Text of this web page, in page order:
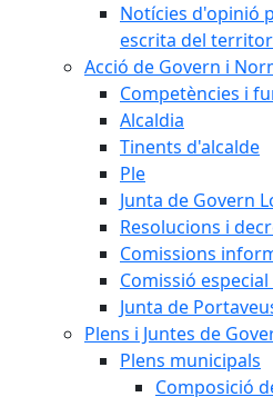
Notícies d'opinió
escrita del
Acció de Govern i
Competències i
Alcaldia
Tinents d'alcalde
Ple
Junta de Govern
Resolucions i
Comissions
Comissió
Junta de
Plens i Juntes de
Plens municipals
Composició